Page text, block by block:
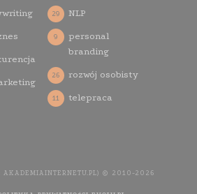
NLP
29
personal
branding
9
rozwój osobisty
26
telepraca
11
AKADEMIAINTERNETU.PL) © 2010-2026